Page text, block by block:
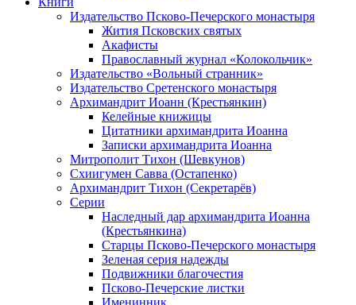
Издательство Псково-Печерского монастыря
Жития Псковских святых
Акафисты
Православный журнал «Колокольчик»
Издательство «Вольный странник»
Издательство Сретенского монастыря
Архимандрит Иоанн (Крестьянкин)
Келейные книжицы
Цитатники архимандрита Иоанна
Записки архимандрита Иоанна
Митрополит Тихон (Шевкунов)
Схиигумен Савва (Остапенко)
Архимандрит Тихон (Секретарёв)
Серии
Наследный дар архимандрита Иоанна
(Крестьянкина)
Старцы Псково-Печерского монастыря
Зеленая серия надежды
Подвижники благочестия
Псково-Печерские листки
Именинник